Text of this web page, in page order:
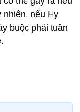
nhiên, nếu Hy
buộc phải tuân